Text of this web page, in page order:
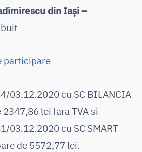
din Iași –
participare
03.12.2020 cu SC BILANCIA
2347,86 lei fara TVA si
03.12.2020 cu SC SMART
de 5572,77 lei.